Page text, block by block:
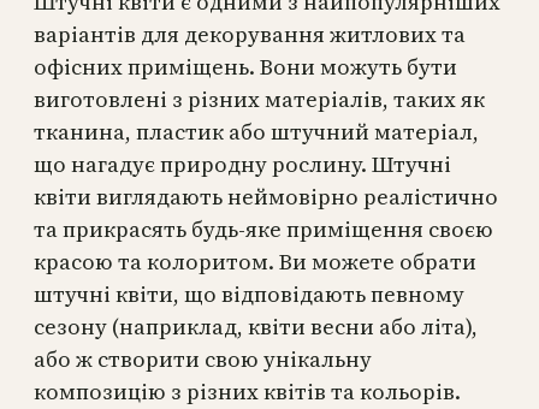
варіантів для декорування житлових та
офісних приміщень. Вони можуть бути
виготовлені з різних матеріалів, таких як
тканина, пластик або штучний матеріал,
що нагадує природну рослину. Штучні
квіти виглядають неймовірно реалістично
та прикрасять будь-яке приміщення своєю
красою та колоритом. Ви можете обрати
штучні квіти, що відповідають певному
сезону (наприклад, квіти весни або літа),
або ж створити свою унікальну
композицію з різних квітів та кольорів.